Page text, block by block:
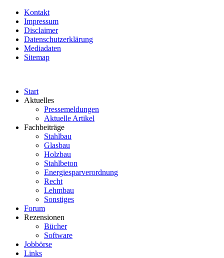
Kontakt
Impressum
Disclaimer
Datenschutzerklärung
Mediadaten
Sitemap
Start
Aktuelles
Pressemeldungen
Aktuelle Artikel
Fachbeiträge
Stahlbau
Glasbau
Holzbau
Stahlbeton
Energiesparverordnung
Recht
Lehmbau
Sonstiges
Forum
Rezensionen
Bücher
Software
Jobbörse
Links